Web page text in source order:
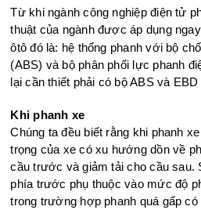
Từ khi ngành công nghiệp điện tử
thuật của ngành được áp dụng
ôtô đó là: hệ thống phanh với bộ
(ABS) và bộ phân phối lực phanh
lại cần thiết phải có bộ ABS và
Khi phanh xe
Chúng ta đều biết rằng khi phanh
trọng của xe có xu hướng dồn về
cầu trước và giảm tải cho cầu sau.
phía trước phụ thuộc vào mức độ
trong trường hợp phanh quá gấp